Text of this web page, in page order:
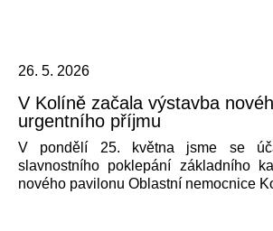
26. 5. 2026
V Kolíně začala výstavba
urgentního příjmu
V pondělí 25. května jsme se
slavnostního poklepání základního
nového pavilonu Oblastní nemocnice